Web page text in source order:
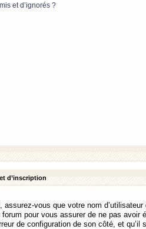
et d’ignorés ?
d’inscription
vous que votre nom
pour vous assurer de ne pas avoir
de configuration de son côté, et qu’il